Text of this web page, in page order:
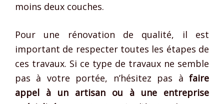
moins deux couches.
Pour une rénovation de qualité, il est
important de respecter toutes les étapes de
ces travaux. Si ce type de travaux ne semble
pas à votre portée, n’hésitez pas à faire
appel à un artisan ou à une entreprise